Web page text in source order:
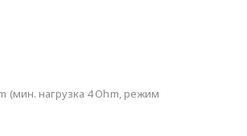
(мин. нагрузка 4 Ohm, режим